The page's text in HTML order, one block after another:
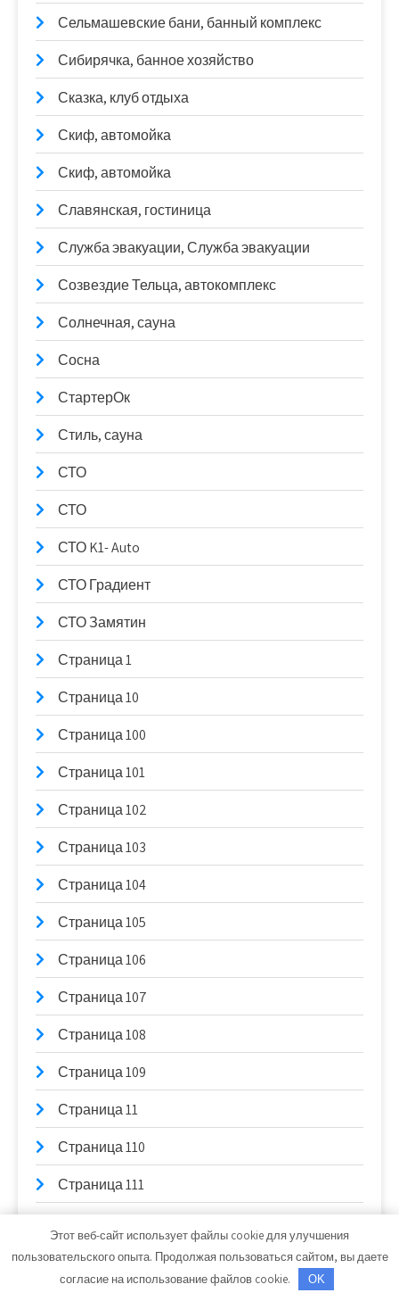
Сельмашевские бани, банный комплекс
Сибирячка, банное хозяйство
Сказка, клуб отдыха
Скиф, автомойка
Скиф, автомойка
Славянская, гостиница
Служба эвакуации, Служба эвакуации
Созвездие Тельца, автокомплекс
Солнечная, сауна
Сосна
СтартерОк
Стиль, сауна
СТО
СТО
СТО K1- Auto
СТО Градиент
СТО Замятин
Страница 1
Страница 10
Страница 100
Страница 101
Страница 102
Страница 103
Страница 104
Страница 105
Страница 106
Страница 107
Страница 108
Страница 109
Страница 11
Страница 110
Страница 111
Страница 113
Этот веб-сайт использует файлы cookie для улучшения
пользовательского опыта. Продолжая пользоваться сайтом, вы даете
согласие на использование файлов cookie.
OK